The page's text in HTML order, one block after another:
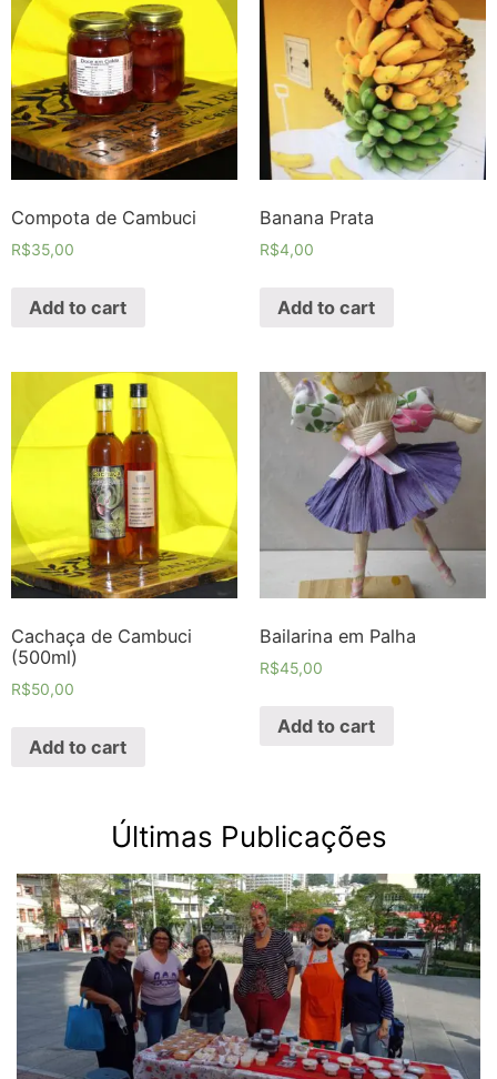
Compota de Cambuci
R$35,00
Add to cart
Banana Prata
R$4,00
Add to cart
Cachaça de Cambuci
(500ml)
R$50,00
Add to cart
Bailarina em Palha
R$45,00
Add to cart
Últimas Publicações